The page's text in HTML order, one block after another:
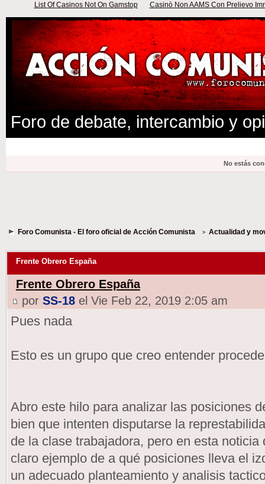
List Of Casinos Not On Gamstop Casinò Non AAMS Con Prelievo
Foro de debate, intercambio y
No estás
Foro Comunista - El foro oficial de Acción Comunista Actualidad y
Frente Obrero España
Frente Obrero España
por SS-18el Vie Feb 22, 2019 2:05 am
Pues nada
Esto es un grupo que creo entender
Abro este hilo para analizar las posiciones
bien que intenten disputarse la
de la clase trabajadora, pero en esta
claro ejemplo de a qué posiciones lleva el
un adecuado planteamiento y analisis